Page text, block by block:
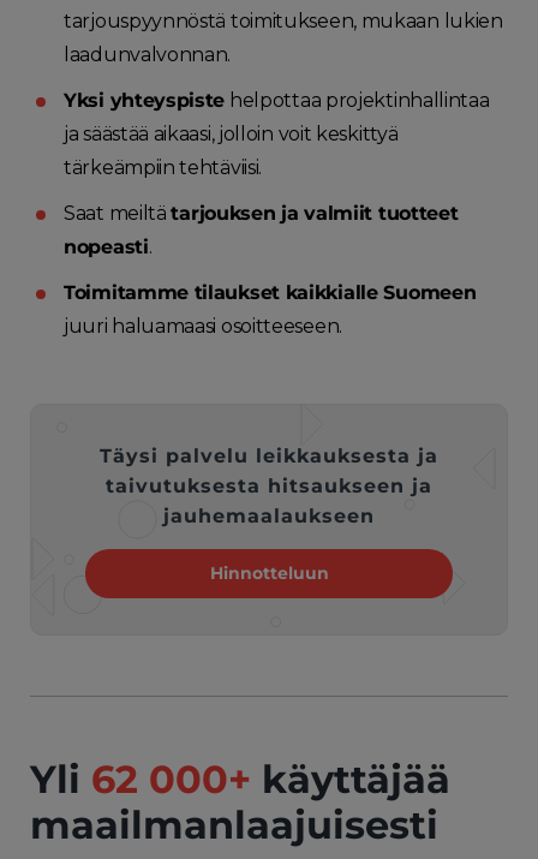
tarjouspyynnöstä toimitukseen, mukaan lukien
laadunvalvonnan.
Yksi yhteyspiste helpottaa projektinhallintaa
ja säästää aikaasi, jolloin voit keskittyä
tärkeämpiin tehtäviisi.
Saat meiltätarjouksen ja valmiit tuotteet
nopeasti.
Toimitamme tilaukset kaikkialle Suomeen
juuri haluamaasi osoitteeseen.
Täysi palvelu leikkauksesta ja
taivutuksesta hitsaukseen ja
jauhemaalaukseen
Hinnotteluun
Yli 62 000+ käyttäjää
maailmanlaajuisesti